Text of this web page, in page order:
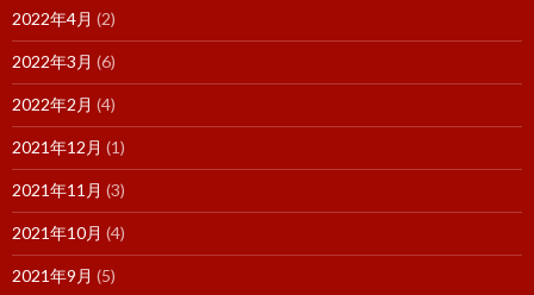
2022年4月 (2)
2022年3月 (6)
2022年2月 (4)
2021年12月 (1)
2021年11月 (3)
2021年10月 (4)
2021年9月 (5)